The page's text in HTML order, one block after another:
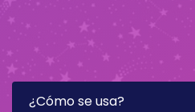
¿Cómo se usa?